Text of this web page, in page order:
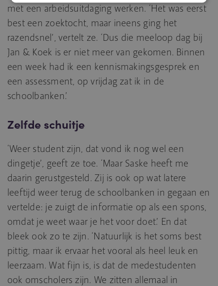
met een arbeidsuitdaging werken. ‘Het was eerst
best een zoektocht, maar ineens ging het
razendsnel’, vertelt ze. ‘Dus die meeloop dag bij
Jan & Koek is er niet meer van gekomen. Binnen
een week had ik een kennismakingsgesprek en
een assessment, op vrijdag zat ik in de
schoolbanken.’
Zelfde schuitje
‘Weer student zijn, dat vond ik nog wel een
dingetje’, geeft ze toe. ‘Maar Saske heeft me
daarin gerustgesteld. Zij is ook op wat latere
leeftijd weer terug de schoolbanken in gegaan en
vertelde: je zuigt de informatie op als een spons,
omdat je weet waar je het voor doet.’ En dat
bleek ook zo te zijn. ‘Natuurlijk is het soms best
pittig, maar ik ervaar het vooral als heel leuk en
leerzaam. Wat fijn is, is dat de medestudenten
ook omscholers zijn. We zitten allemaal in